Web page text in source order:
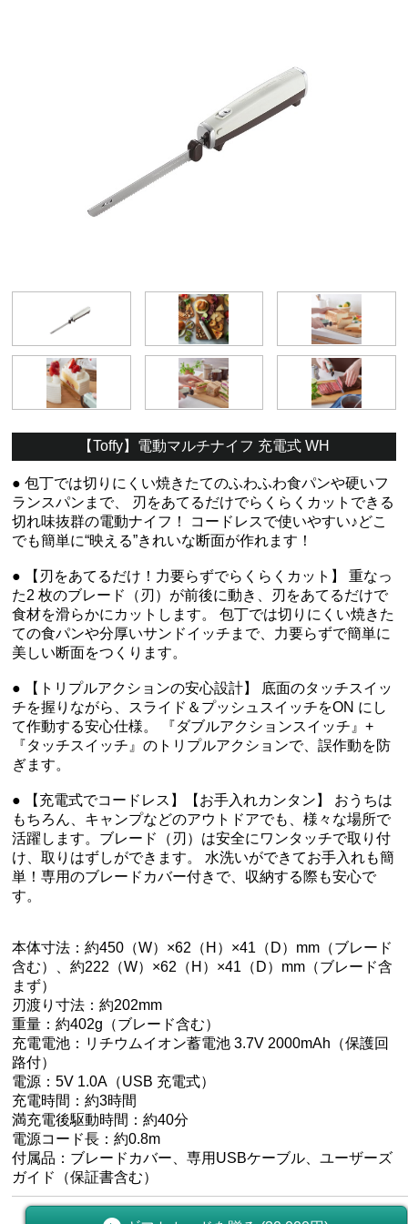
【Toffy】電動マルチナイフ 充電式 WH
● 包丁では切りにくい焼きたてのふわふわ食パンや硬いフ
ランスパンまで、 刃をあてるだけでらくらくカットできる
切れ味抜群の電動ナイフ！ コードレスで使いやすい♪どこ
でも簡単に“映える”きれいな断面が作れます！
● 【刃をあてるだけ！力要らずでらくらくカット】 重なっ
た2 枚のブレード（刃）が前後に動き、刃をあてるだけで
食材を滑らかにカットします。 包丁では切りにくい焼きた
ての食パンや分厚いサンドイッチまで、力要らずで簡単に
美しい断面をつくります。
● 【トリプルアクションの安心設計】 底面のタッチスイッ
チを握りながら、スライド＆プッシュスイッチをON にし
て作動する安心仕様。 『ダブルアクションスイッチ』+
『タッチスイッチ』のトリプルアクションで、誤作動を防
ぎます。
● 【充電式でコードレス】【お手入れカンタン】 おうちは
もちろん、キャンプなどのアウトドアでも、様々な場所で
活躍します。ブレード（刃）は安全にワンタッチで取り付
け、取りはずしができます。 水洗いができてお手入れも簡
単！専用のブレードカバー付きで、収納する際も安心で
す。
本体寸法：約450（W）×62（H）×41（D）mm（ブレード
含む）、約222（W）×62（H）×41（D）mm（ブレード含
まず）
刃渡り寸法：約202mm
重量：約402g（ブレード含む）
充電電池：リチウムイオン蓄電池 3.7V 2000mAh（保護回
路付）
電源：5V 1.0A（USB 充電式）
充電時間：約3時間
満充電後駆動時間：約40分
電源コード長：約0.8m
付属品：ブレードカバー、専用USBケーブル、ユーザーズ
ガイド（保証書含む）